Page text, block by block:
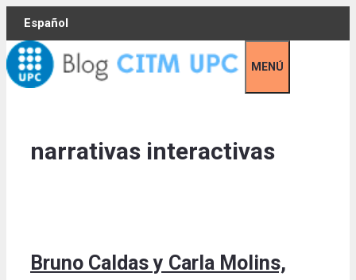
Skip
content
Español
MENÚ
narrativas interactivas
Bruno Caldas y Carla Molins,